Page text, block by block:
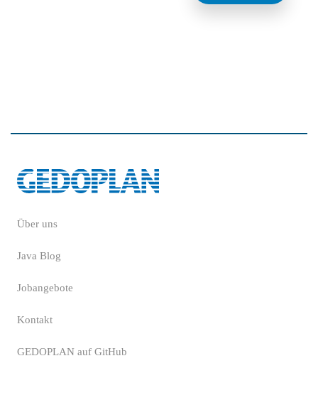
Über uns
Java Blog
Jobangebote
Kontakt
GEDOPLAN auf GitHub